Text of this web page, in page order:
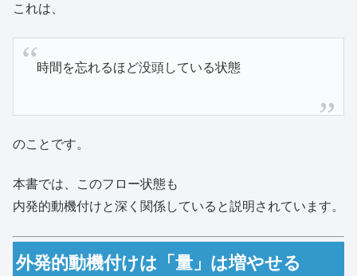
これは、
時間を忘れるほど没頭している状態
のことです。
本書では、このフロー状態も
内発的動機付けと深く関係していると説明されています。
外発的動機付けは「量」は増やせる